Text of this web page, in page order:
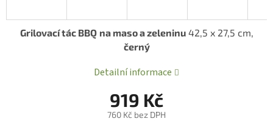
919 Kč
760 Kč bez DPH
Grilovací tác BBQ na maso a zeleninu42,5 x 27,5 cm,
černý
Detailní informace